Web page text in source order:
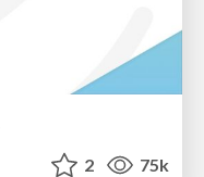
2 75k